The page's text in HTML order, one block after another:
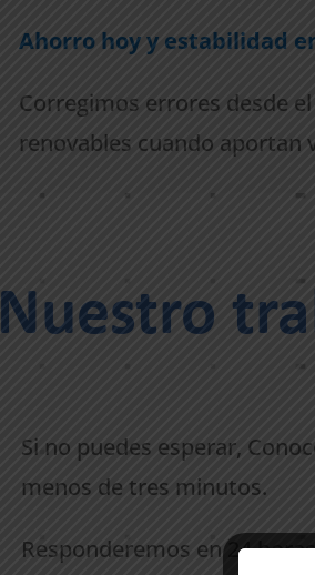
Ahorro hoy y estabilidad
Corregimos errores desde
renovables cuando aportan
Nuestro
Si no puedes esperar,
menos de tres minutos.
Responderemos en 24